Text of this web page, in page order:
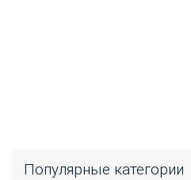
Популярные категории